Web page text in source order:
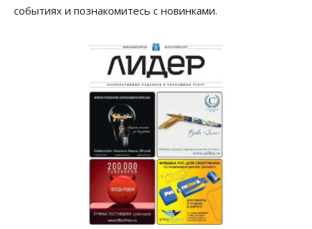
событиях и познакомитесь с новинками.